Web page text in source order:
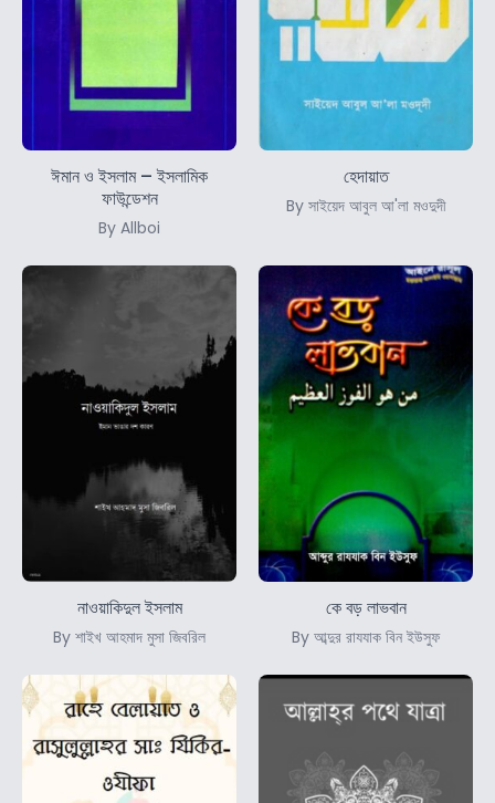
ঈমান ও ইসলাম – ইসলামিক
ফাউন্ডেশন
By Allboi
হেদায়াত
By সাইয়েদ আবুল আ'লা মওদুদী
নাওয়াকিদুল ইসলাম
By শাইখ আহমাদ মুসা জিবরিল
কে বড় লাভবান
By আব্দুর রাযযাক বিন ইউসুফ